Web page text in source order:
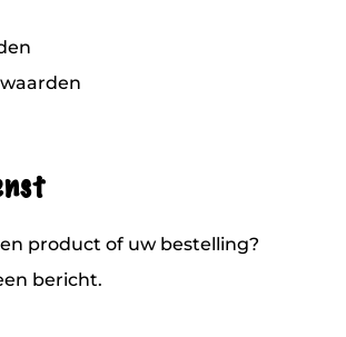
product of uw bestelling?
bericht.